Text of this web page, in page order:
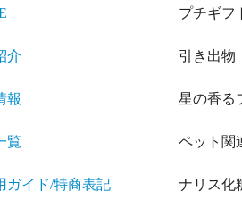
介
報
覧
ガイド/特商表記
プチギフ
引き出物
星の香る
ペット関
ナリス化